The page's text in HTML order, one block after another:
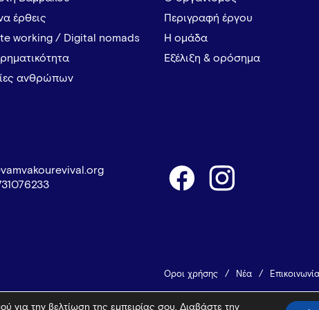
έρθεις
working / Digital nomads
ανθρώπων
Περιγραφή έργου
Η ομάδα
Εξέλιξη & ορόσημα
Όροι χρήσης Νέα Επικοινωνία
για την βελτίωση της εμπειρίας σου. Διαβάστε την